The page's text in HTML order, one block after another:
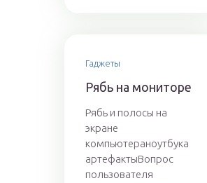
Гаджеты
Рябь на мониторе
Рябь и полосы на
экране
компьютераноутбука
артефактыВопрос
пользователя